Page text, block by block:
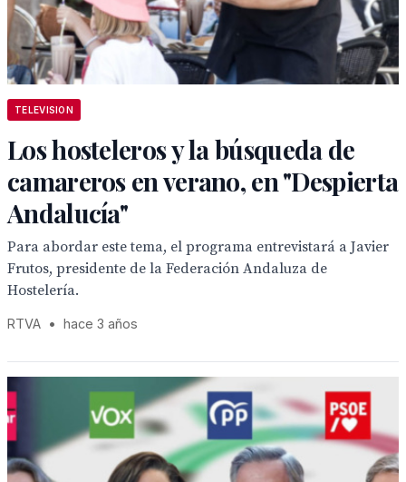
TELEVISION
Los hosteleros y la búsqueda de
camareros en verano, en "Despierta
Andalucía"
Para abordar este tema, el programa entrevistará a Javier
Frutos, presidente de la Federación Andaluza de
Hostelería.
RTVA • hace 3 años